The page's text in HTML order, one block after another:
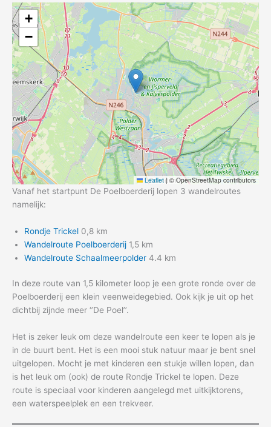
+
−
Leaflet |© OpenStreetMap contributors
Vanaf het startpunt De Poelboerderij lopen 3 wandelroutes
namelijk:
Rondje Trickel 0,8 km
Wandelroute Poelboerderij 1,5 km
Wandelroute Schaalmeerpolder 4.4 km
In deze route van 1,5 kilometer loop je een grote ronde over de
Poelboerderij een klein veenweidegebied. Ook kijk je uit op het
dichtbij zijnde meer ‘’De Poel’’.
Het is zeker leuk om deze wandelroute een keer te lopen als je
in de buurt bent. Het is een mooi stuk natuur maar je bent snel
uitgelopen. Mocht je met kinderen een stukje willen lopen, dan
is het leuk om (ook) de route Rondje Trickel te lopen. Deze
route is speciaal voor kinderen aangelegd met uitkijktorens,
een waterspeelplek en een trekveer.